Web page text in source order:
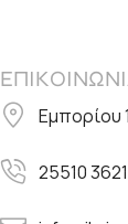
Εμπορίου
25510